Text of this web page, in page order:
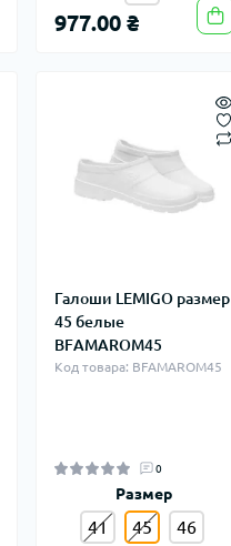
977.00 ₴
Галоши LEMIGO размер
45 белые
BFАМАRОM45
Код товара: BFАМАRОM45
0
Размер
41 45 46